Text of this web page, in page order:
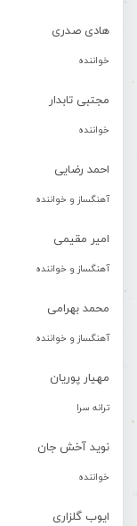
هادی صدری
خواننده
مجتبی تابدار
خواننده
احمد رضایی
آهنگساز و خواننده
امیر مقیمی
آهنگساز و خواننده
محمد بهرامی
آهنگساز و خواننده
مهیار پوریان
ترانه سرا
نوید آخش جان
خواننده
ایوب گلزاری